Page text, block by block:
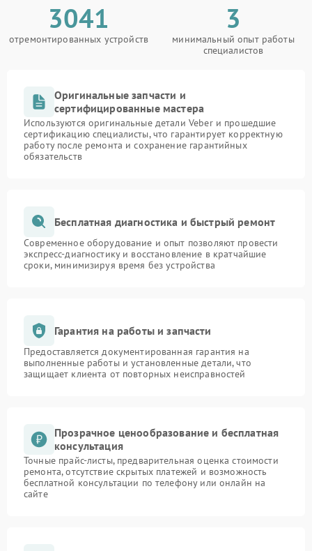
3041
отремонтированных устройств
3
минимальный опыт работы
специалистов
Оригинальные запчасти и
сертифицированные мастера
Используются оригинальные детали Veber и прошедшие
сертификацию специалисты, что гарантирует корректную
работу после ремонта и сохранение гарантийных
обязательств
Бесплатная диагностика и быстрый ремонт
Современное оборудование и опыт позволяют провести
экспресс-диагностику и восстановление в кратчайшие
сроки, минимизируя время без устройства
Гарантия на работы и запчасти
Предоставляется документированная гарантия на
выполненные работы и установленные детали, что
защищает клиента от повторных неисправностей
Прозрачное ценообразование и бесплатная
консультация
Точные прайс-листы, предварительная оценка стоимости
ремонта, отсутствие скрытых платежей и возможность
бесплатной консультации по телефону или онлайн на
сайте